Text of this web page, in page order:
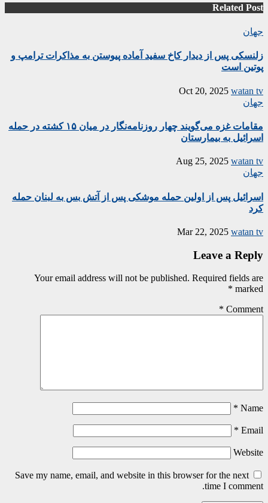
Related Post
جهان
زلنسکی پس از دیدار کاخ سفید آماده پیوستن به مذاکرات ترامپ و
پوتین است
Oct 20, 2025 watan tv
جهان
مقامات غزه می‌گویند چهار روزنامه‌نگار در میان ۱۵ کشته در حمله
اسرائیل به بیمارستان
Aug 25, 2025 watan tv
جهان
اسرائیل پس از اولین حمله موشکی پس از آتش بس به لبنان حمله
کرد
Mar 22, 2025 watan tv
Leave a Reply
Your email address will not be published. Required fields are
marked
*
Comment
*
Name
*
Email
*
Website
Save my name, email, and website in this browser for the next
time I comment.